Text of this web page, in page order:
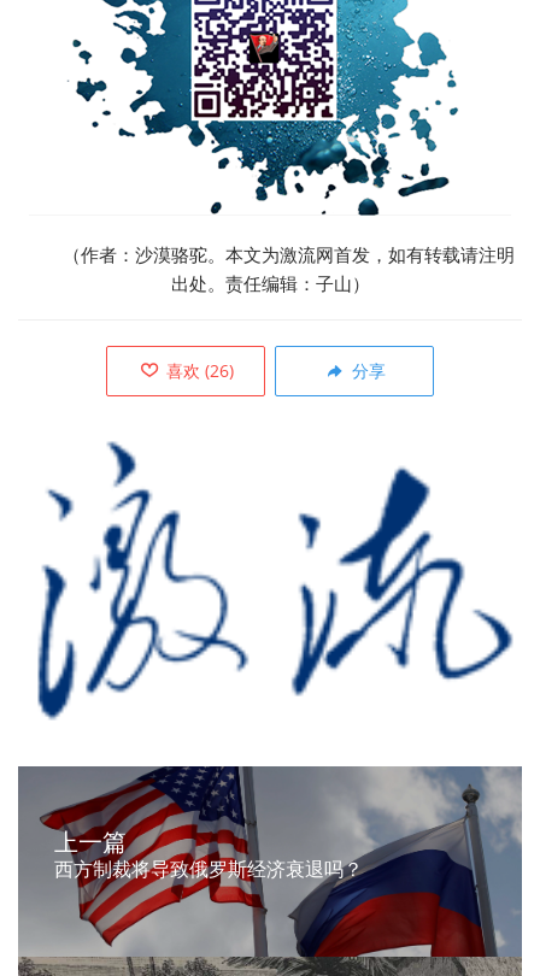
（作者：沙漠骆驼。本文为激流网首发，如有转载请注明
出处。责任编辑：子山）
喜欢 (26) 分享
上一篇
西方制裁将导致俄罗斯经济衰退吗？